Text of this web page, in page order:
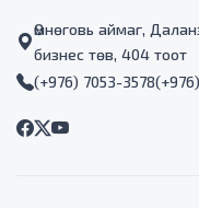
Өмнөговь аймаг,
бизнес төв, 404 тоот
(+976) 7053-3578